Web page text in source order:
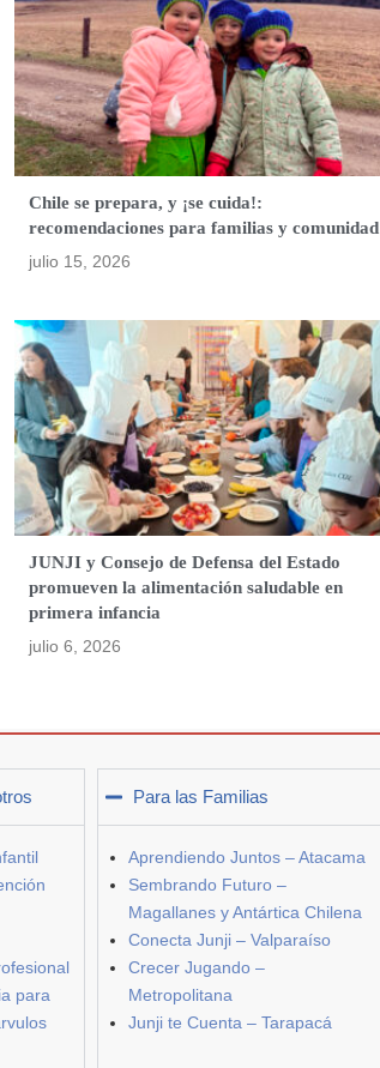
Chile se prepara, y ¡se cuida!:
recomendaciones para familias y comunidad
julio 15, 2026
JUNJI y Consejo de Defensa del Estado
promueven la alimentación saludable en
primera infancia
julio 6, 2026
para
Para las Familias
Aprendiendo Juntos – Atacama
Sembrando Futuro –
Magallanes y Antártica Chilena
Conecta Junji – Valparaíso
Crecer Jugando –
Metropolitana
Junji te Cuenta – Tarapacá